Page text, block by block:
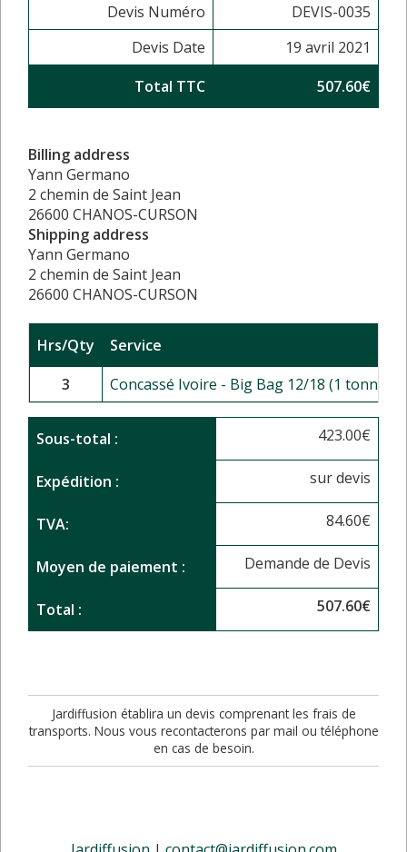
Devis Numéro
DEVIS-0035
Devis Date
19 avril 2021
Total TTC
507.60€
Billing address
Yann Germano
2 chemin de Saint Jean
26600 CHANOS-CURSON
Shipping address
Yann Germano
2 chemin de Saint Jean
26600 CHANOS-CURSON
Hrs/Qty Service
3
Concassé Ivoire - Big Bag 12/18 (1 tonne)
Sous-total : 423.00€
Expédition : sur devis
TVA: 84.60€
Moyen de paiement : Demande de Devis
Total : 507.60€
Jardiffusion établira un devis comprenant les frais de
transports. Nous vous recontacterons par mail ou téléphone
en cas de besoin.